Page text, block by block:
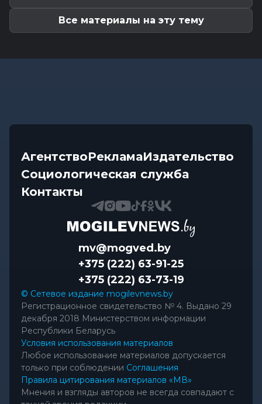
Все материалы на эту тему
АгентствоРекламаИздательство
Социологическая служба
Контакты
mv@mogved.by
+375 (222) 63-91-25
+375 (222) 63-73-19
© Сетевое издание mogilevnews.by
Регистрационное свидетельство № 4. Выдано 29
декабря 2018 Министерством информации
Республики Беларусь
Условия использования материалов
Любое использование материалов допускается
только при соблюдении Соглашения
Правила цитирования материалов «МВ»
Мнения и взгляды авторов не всегда совпадают с